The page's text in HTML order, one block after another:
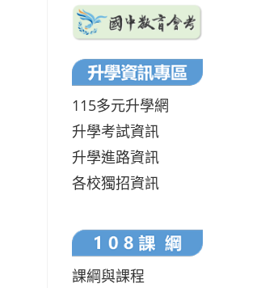
115多元升學網
升學考試資訊
升學進路資訊
各校獨招資訊
課綱與課程